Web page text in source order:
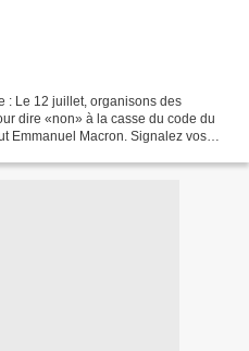
: Le 12 juillet, organisons des
dire «non» à la casse du code du
Emmanuel Macron. Signalez vos